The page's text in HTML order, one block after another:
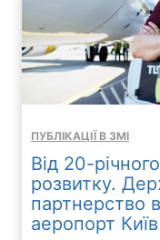
ПУБЛІКАЦІЇ В ЗМІ
Від 20-
розвитку.
партнерство
аеропорт Київ